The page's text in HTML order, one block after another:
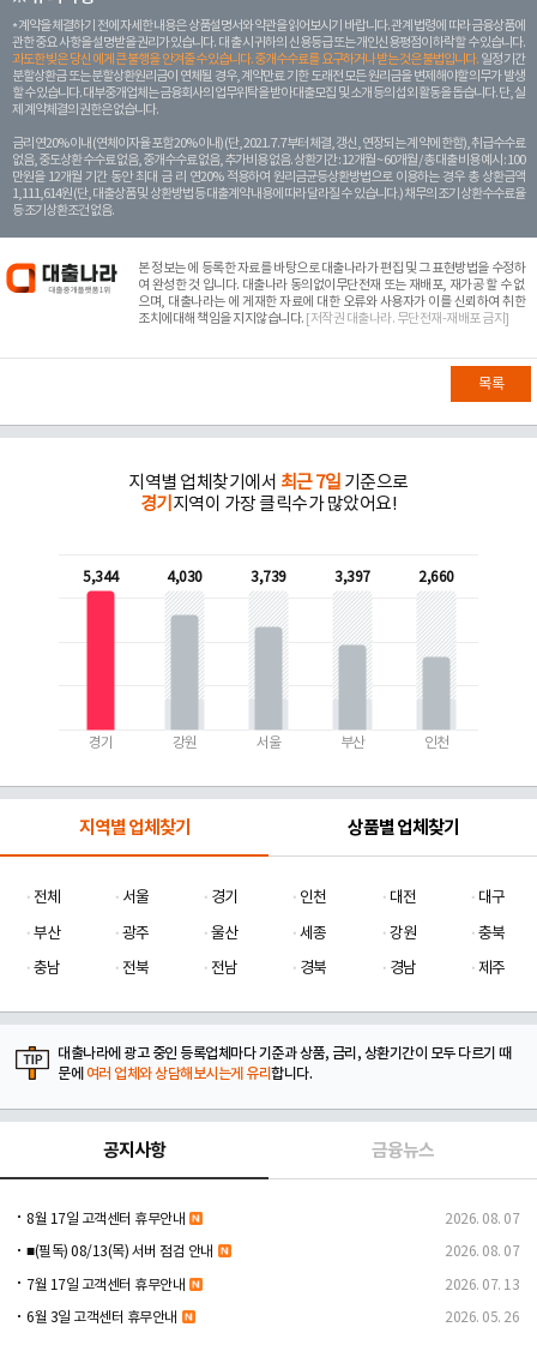
계약을 체결하기 전에 자세한 내용은 상품설명서와 약관을 읽어보시기 바랍니다. 관계 법령에 따라 금융상품에
관한 중요 사항을 설명받을 권리가 있습니다. 대 출 시 귀하의 신용등급 또는 개인신용평점이 하락할 수 있습니다.
과도한 빚은 당신 에게 큰 불행을 안겨줄 수 있습니다. 중개수수료를 요구하거나 받는 것은 불법입니다. 일정 기간
분할상환금 또는 분할상환원리금이 연체될 경우, 계약만료 기한 도래전 모든 원리금을 변제해야할 의무가 발생
할 수 있습니다. 대부중개업체는 금융회사의 업무위탁을 받아 대출모집 및 소개 등의 섭외 활동을 돕습니다. 단, 실
제 계약체결의 권한은 없습니다.
금리 연20% 이내 (연체이자율 포함 20% 이내) (단, 2021. 7. 7부터 체결, 갱신, 연장되는 계 약에 한함), 취급수수료
없음, 중도상환 수수료 없음, 중개수수료 없음, 추가비용 없음. 상환기간 : 12개월 ~ 60개월 / 총 대출 비용 예시 : 100
만원을 12개월 기간 동안 최대 금 리 연20% 적용하여 원리금균등상환방법으로 이용하는 경우 총 상환금액
1,111,614원 (단, 대출상품 및 상환방법 등 대출계약 내용에 따라 달라질 수 있습니다.) 채무의 조기 상환수수료율
등 조기상환조건 없음.
본 정보는에 등록한 자료를 바탕으로 대출나라가 편집 및 그 표현방법을 수정하
여 완성한 것 입니다. 대출나라 동의없이무단전재 또는 재배포, 재가공 할 수 없
으며, 대출나라는 에 게재한 자료에 대한 오류와 사용자가 이를 신뢰하여 취한
조치에대해 책임을 지지않습니다. [저작권 대출나라. 무단전재-재배포 금지]
목록
지역별 업체찾기에서 최근 7일 기준으로
경기 지역이 가장 클릭수가 많았어요!
5,344
경기
4,030
강원
3,739
서울
3,397
부산
2,660
인천
지역별 업체찾기 상품별 업체찾기
전체 서울 경기 인천 대전
대구
부산
광주 울산 세종 강원
충북
충남
전북 전남 경북 경남 제주
대출나라에 광고 중인 등록업체마다 기준과 상품, 금리, 상환기간이 모두 다르기 때
문에 여러 업체와 상담해보시는게 유리합니다.
공지사항 금융뉴스
8월 17일 고객센터 휴무안내 2026. 08. 07
■(필독) 08/13(목) 서버 점검 안내 2026. 08. 07
7월 17일 고객센터 휴무안내 2026. 07. 13
6월 3일 고객센터 휴무안내 2026. 05. 26